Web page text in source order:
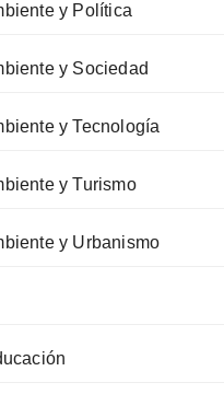
y Política
y Sociedad
y Tecnología
y Turismo
y Urbanismo